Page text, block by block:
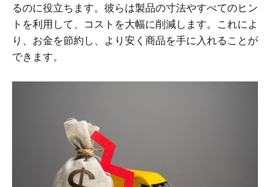
るのに役立ちます。彼らは製品の寸法やすべてのヒン
トを利用して、コストを大幅に削減します。これによ
り、お金を節約し、より安く商品を手に入れることが
できます。